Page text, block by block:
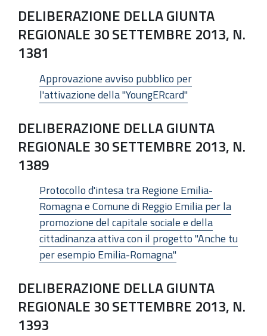
DELIBERAZIONE DELLA GIUNTA
REGIONALE 30 SETTEMBRE 2013, N.
1381
Approvazione avviso pubblico per
l'attivazione della "YoungERcard"
DELIBERAZIONE DELLA GIUNTA
REGIONALE 30 SETTEMBRE 2013, N.
1389
Protocollo d'intesa tra Regione Emilia-
Romagna e Comune di Reggio Emilia per la
promozione del capitale sociale e della
cittadinanza attiva con il progetto "Anche tu
per esempio Emilia-Romagna"
DELIBERAZIONE DELLA GIUNTA
REGIONALE 30 SETTEMBRE 2013, N.
1393